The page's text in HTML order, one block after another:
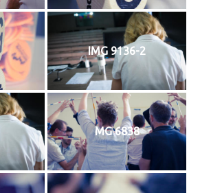
IMG 9136-2
MG 6838